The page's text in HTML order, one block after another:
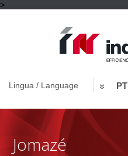
>
Lingua / Language PT
Jomazé